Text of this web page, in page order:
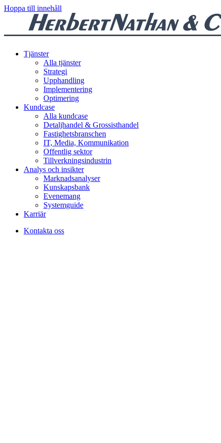
Hoppa till innehåll
Tjänster
Alla tjänster
Strategi
Upphandling
Implementering
Optimering
Kundcase
Alla kundcase
Detaljhandel & Grossisthandel
Fastighetsbranschen
IT, Media, Kommunikation
Offentlig sektor
Tillverkningsindustrin
Analys och insikter
Marknadsanalyser
Kunskapsbank
Evenemang
Systemguide
Karriär
Kontakta oss